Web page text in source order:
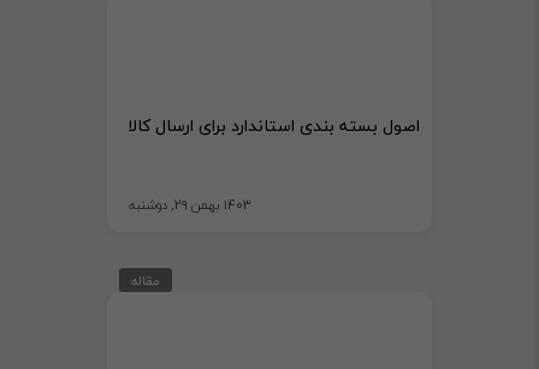
اصول بسته بندی استاندارد برای ارسال کالا
1403 بهمن 29, دوشنبه
مقاله